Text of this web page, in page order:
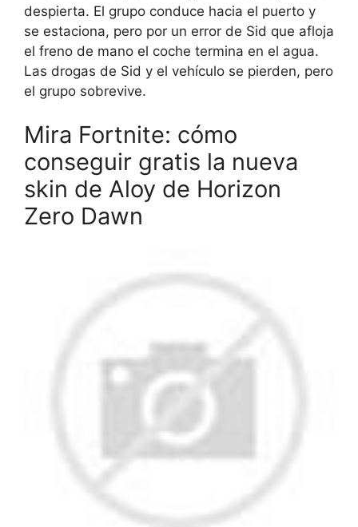
despierta. El grupo conduce hacia el puerto y
se estaciona, pero por un error de Sid que afloja
el freno de mano el coche termina en el agua.
Las drogas de Sid y el vehículo se pierden, pero
el grupo sobrevive.
Mira Fortnite: cómo
conseguir gratis la nueva
skin de Aloy de Horizon
Zero Dawn